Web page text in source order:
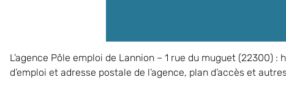
L’agence Pôle emploi de Lannion – 1 rue du muguet (22300) :
d’emploi et adresse postale de l’agence, plan d’accès et